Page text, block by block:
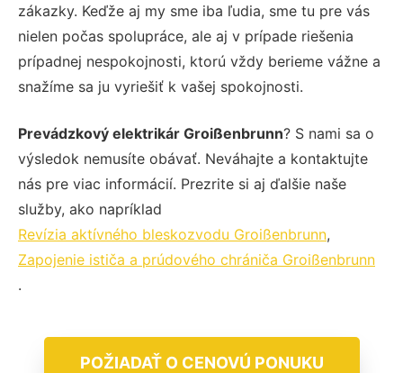
zákazky. Keďže aj my sme iba ľudia, sme tu pre vás
nielen počas spolupráce, ale aj v prípade riešenia
prípadnej nespokojnosti, ktorú vždy berieme vážne a
snažíme sa ju vyriešiť k vašej spokojnosti.
Prevádzkový elektrikár Groißenbrunn? S nami sa o
výsledok nemusíte obávať. Neváhajte a kontaktujte
nás pre viac informácií. Prezrite si aj ďalšie naše
služby, ako napríklad
Revízia aktívného bleskozvodu Groißenbrunn,
Zapojenie ističa a prúdového chrániča Groißenbrunn
.
POŽIADAŤ O CENOVÚ PONUKU